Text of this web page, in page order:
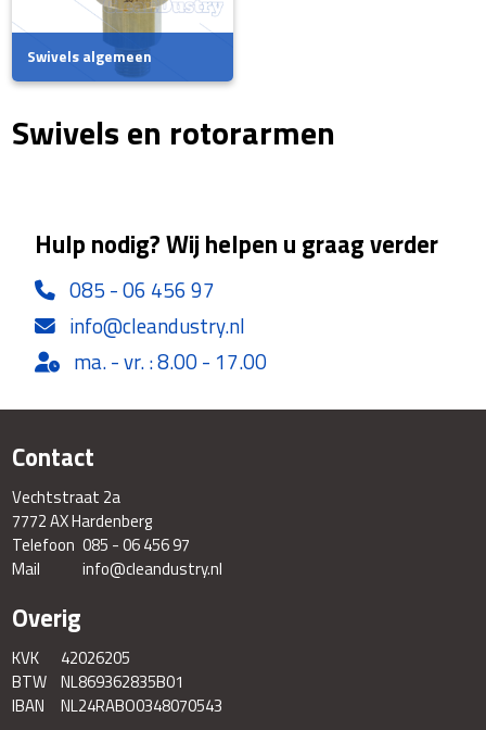
Hulp nodig? Wij helpen u graag verder
085 - 06 456 97
info@cleandustry.nl
ma. - vr. : 8.00 - 17.00
Swivels algemeen
Swivels en rotorarmen
Contact
Vechtstraat 2a
7772 AX Hardenberg
Telefoon 085 - 06 456 97
Mail
info@cleandustry.nl
Overig
KVK
42026205
BTW NL869362835B01
IBAN
NL24RABO0348070543